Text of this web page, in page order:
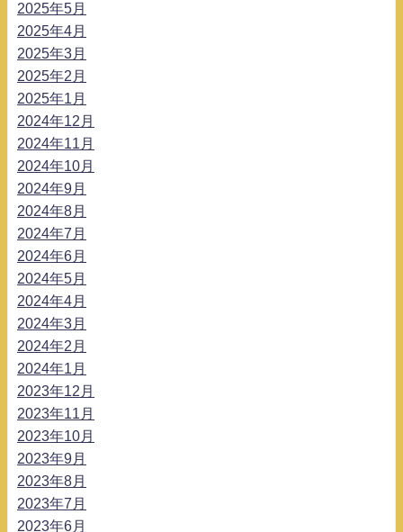
2025年5月
2025年4月
2025年3月
2025年2月
2025年1月
2024年12月
2024年11月
2024年10月
2024年9月
2024年8月
2024年7月
2024年6月
2024年5月
2024年4月
2024年3月
2024年2月
2024年1月
2023年12月
2023年11月
2023年10月
2023年9月
2023年8月
2023年7月
2023年6月